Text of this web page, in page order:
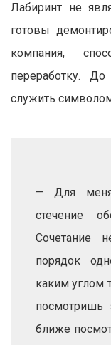
Лабиринт не
готовы
компания,
переработку.
служить
— Для меня
стечение
Сочетание
порядок
каким углом
посмотришь
ближе